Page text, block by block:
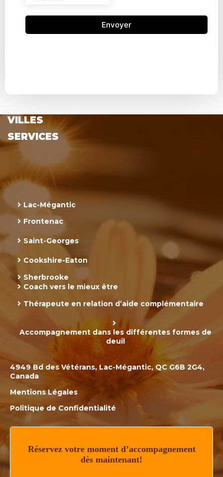
Envoyer
VILLES
SERVICES
Lac-Mégantic
Frontenac
Saint-Georges
Cookshire-Eaton
Sherbrooke
Coach vers le mieux être
Thérapeute en relation d’aide complémentaire
Accompagnement dans les différentes formes de
deuil
4949 Bd des Vétérans, Lac-Mégantic, QC G6B 2G4,
Canada
Mentions Légales
Politique de Confidentialité
Réservez votre moment d’accompagnement
dès maintenant!